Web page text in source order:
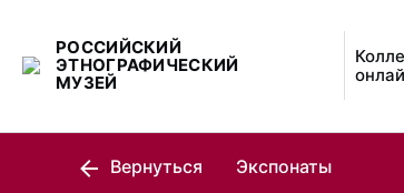
РОССИЙСКИЙ
ЭТНОГРАФИЧЕСКИЙ
МУЗЕЙ
Вернуться Экспонаты